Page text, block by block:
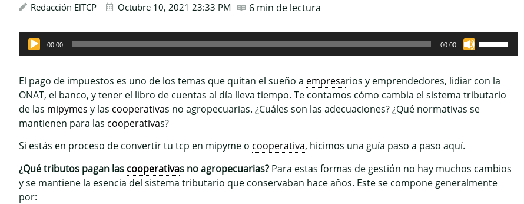
Redacción ElTCP Octubre 10, 2021 23:33 PM 6 min de lectura
Reproductor
de
00:00 00:00
de
flecha
arriba/abajo
disminuir
el
El pago de impuestos es uno de los temas que quitan el sueño a empresarios y emprendedores, lidiar con la
ONAT, el banco, y tener el libro de cuentas al día lleva tiempo. Te contamos cómo cambia el sistema tributario
de las mipymes y las cooperativas no agropecuarias. ¿Cuáles son las adecuaciones? ¿Qué normativas se
mantienen para las cooperativas?
Si estás en proceso de convertir tu tcp en mipyme o cooperativa, hicimos una guía paso a paso aquí.
¿Qué tributos pagan las cooperativas no agropecuarias? Para estas formas de gestión no hay muchos cambios
y se mantiene la esencia del sistema tributario que conservaban hace años. Este se compone generalmente
por: